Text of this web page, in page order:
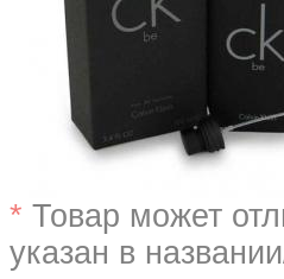
* Товар может
указан в